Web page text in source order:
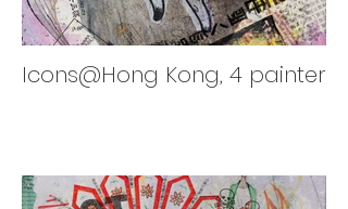
Icons@Hong Kong, 4 painter